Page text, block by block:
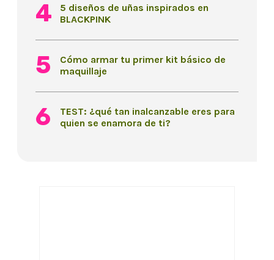
5 diseños de uñas inspirados en
BLACKPINK
Cómo armar tu primer kit básico de
maquillaje
TEST: ¿qué tan inalcanzable eres para
quien se enamora de ti?